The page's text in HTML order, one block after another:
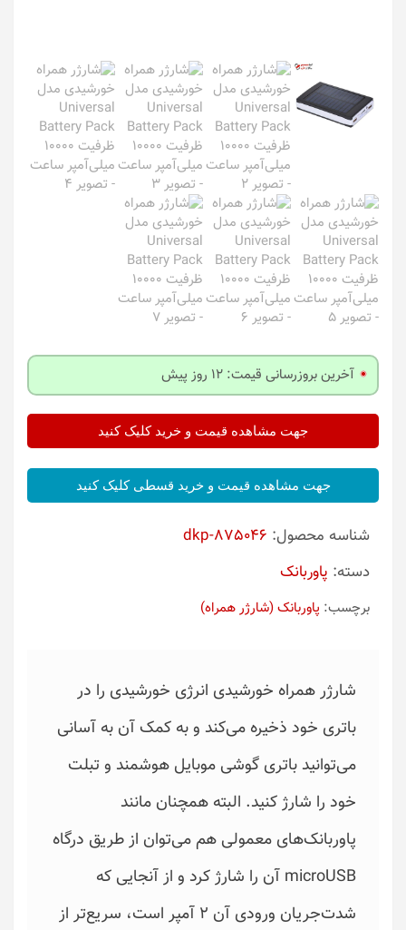
آخرین بروزرسانی قیمت: 12 روز پیش
جهت مشاهده قیمت و خرید کلیک کنید
جهت مشاهده قیمت و خرید قسطی کلیک کنید
شناسه محصول:dkp-875046
دسته:پاوربانک
برچسب:پاوربانک (شارژر همراه)
شارژر همراه خورشیدی انرژی خورشیدی را در
باتری خود ذخیره می‌کند و به کمک آن به آسانی
می‌توانید باتری گوشی موبایل هوشمند و تبلت
خود را شارژ کنید. البته همچنان مانند
پاوربانک‌های معمولی هم می‌توان از طریق درگاه
microUSB آن را شارژ کرد و از آنجایی که
شدت‌جریان ورودی آن 2 آمپر است، سریع‌تر از